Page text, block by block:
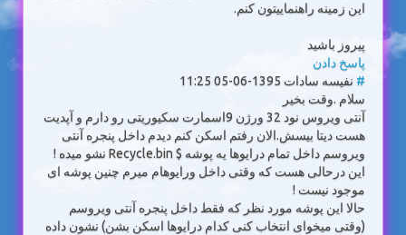
این زمینه راهنماییتون کنم.
پیروز باشید
پاسخ دادن
# نفیسه سادات 1395-06-05 11:25
سلام .وقت بخیر
آنتی ویروس نود 32 ورژن 9اسمارت سکیوریتی رو دارم و آپدیت
هست دیتا بیسش.الان رفتم اسکن کنم دیدم داخل پنجره آنتی
ویروسم داخل تمام درایوها یه پوشه $ Recycle.bin نشو میده !
این درحالی هست که وقتی داخل ورایوهام میرم چنین پوشه ای
موجود نیست !
حالا این پوشه مورد نظر که فقط داخل پنجره آنتی ویروسم
(وقتی میخوای انتخاب کنی کدام درایوها اسکن بشن) نشون داده